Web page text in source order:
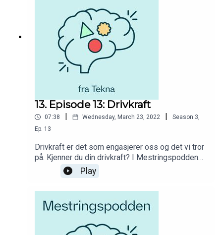
13. Episode 13: Drivkraft
07:38 | Wednesday, March 23, 2022 | Season 3,
Ep. 13
Drivkraft er det som engasjerer oss og det vi tror
på. Kjenner du din drivkraft? I Mestringspodden
fra Tekna får du råd og hjelp til hvordan du skal
møte utfordringer og muligheter i studietiden. Du
får høre fra studenter som deler av sine
erfaringer og opplevelser fra studenttilværelsen i
tillegg til innspill fra dyktige fagpersoner.
Play